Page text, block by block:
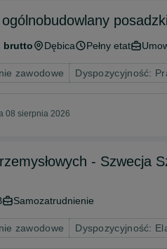
brutto Dębica Pełny etat
zawodowe Dyspozycyjność:
08 sierpnia 2026
- Szwecja
Samozatrudnienie
zawodowe Dyspozycyjność: